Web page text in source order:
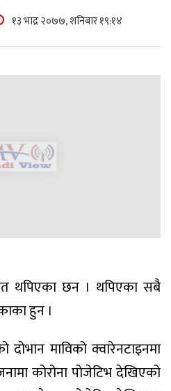
१३ भाद्र २०७७, शनिबार १९:१४
थपिएका छन । थपिएका सबै
हुन ।
दोभान माविको क्वारेनटाइनमा
कोरोना पोजेटिभ देखिएको